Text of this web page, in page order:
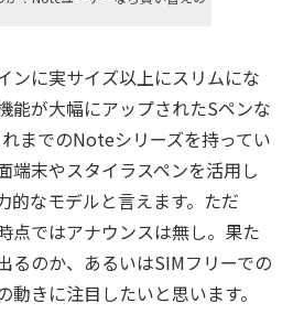
ンに実サイズ以上にスリムにな
能が大幅にアップされたSペンな
までのNoteシリーズを持ってい
端末やスタイラスペンを活用し
的なモデルと言えます。ただ
点ではアナウンスは無し。果た
るのか、あるいはSIMフリーでの
きに注目したいと思います。